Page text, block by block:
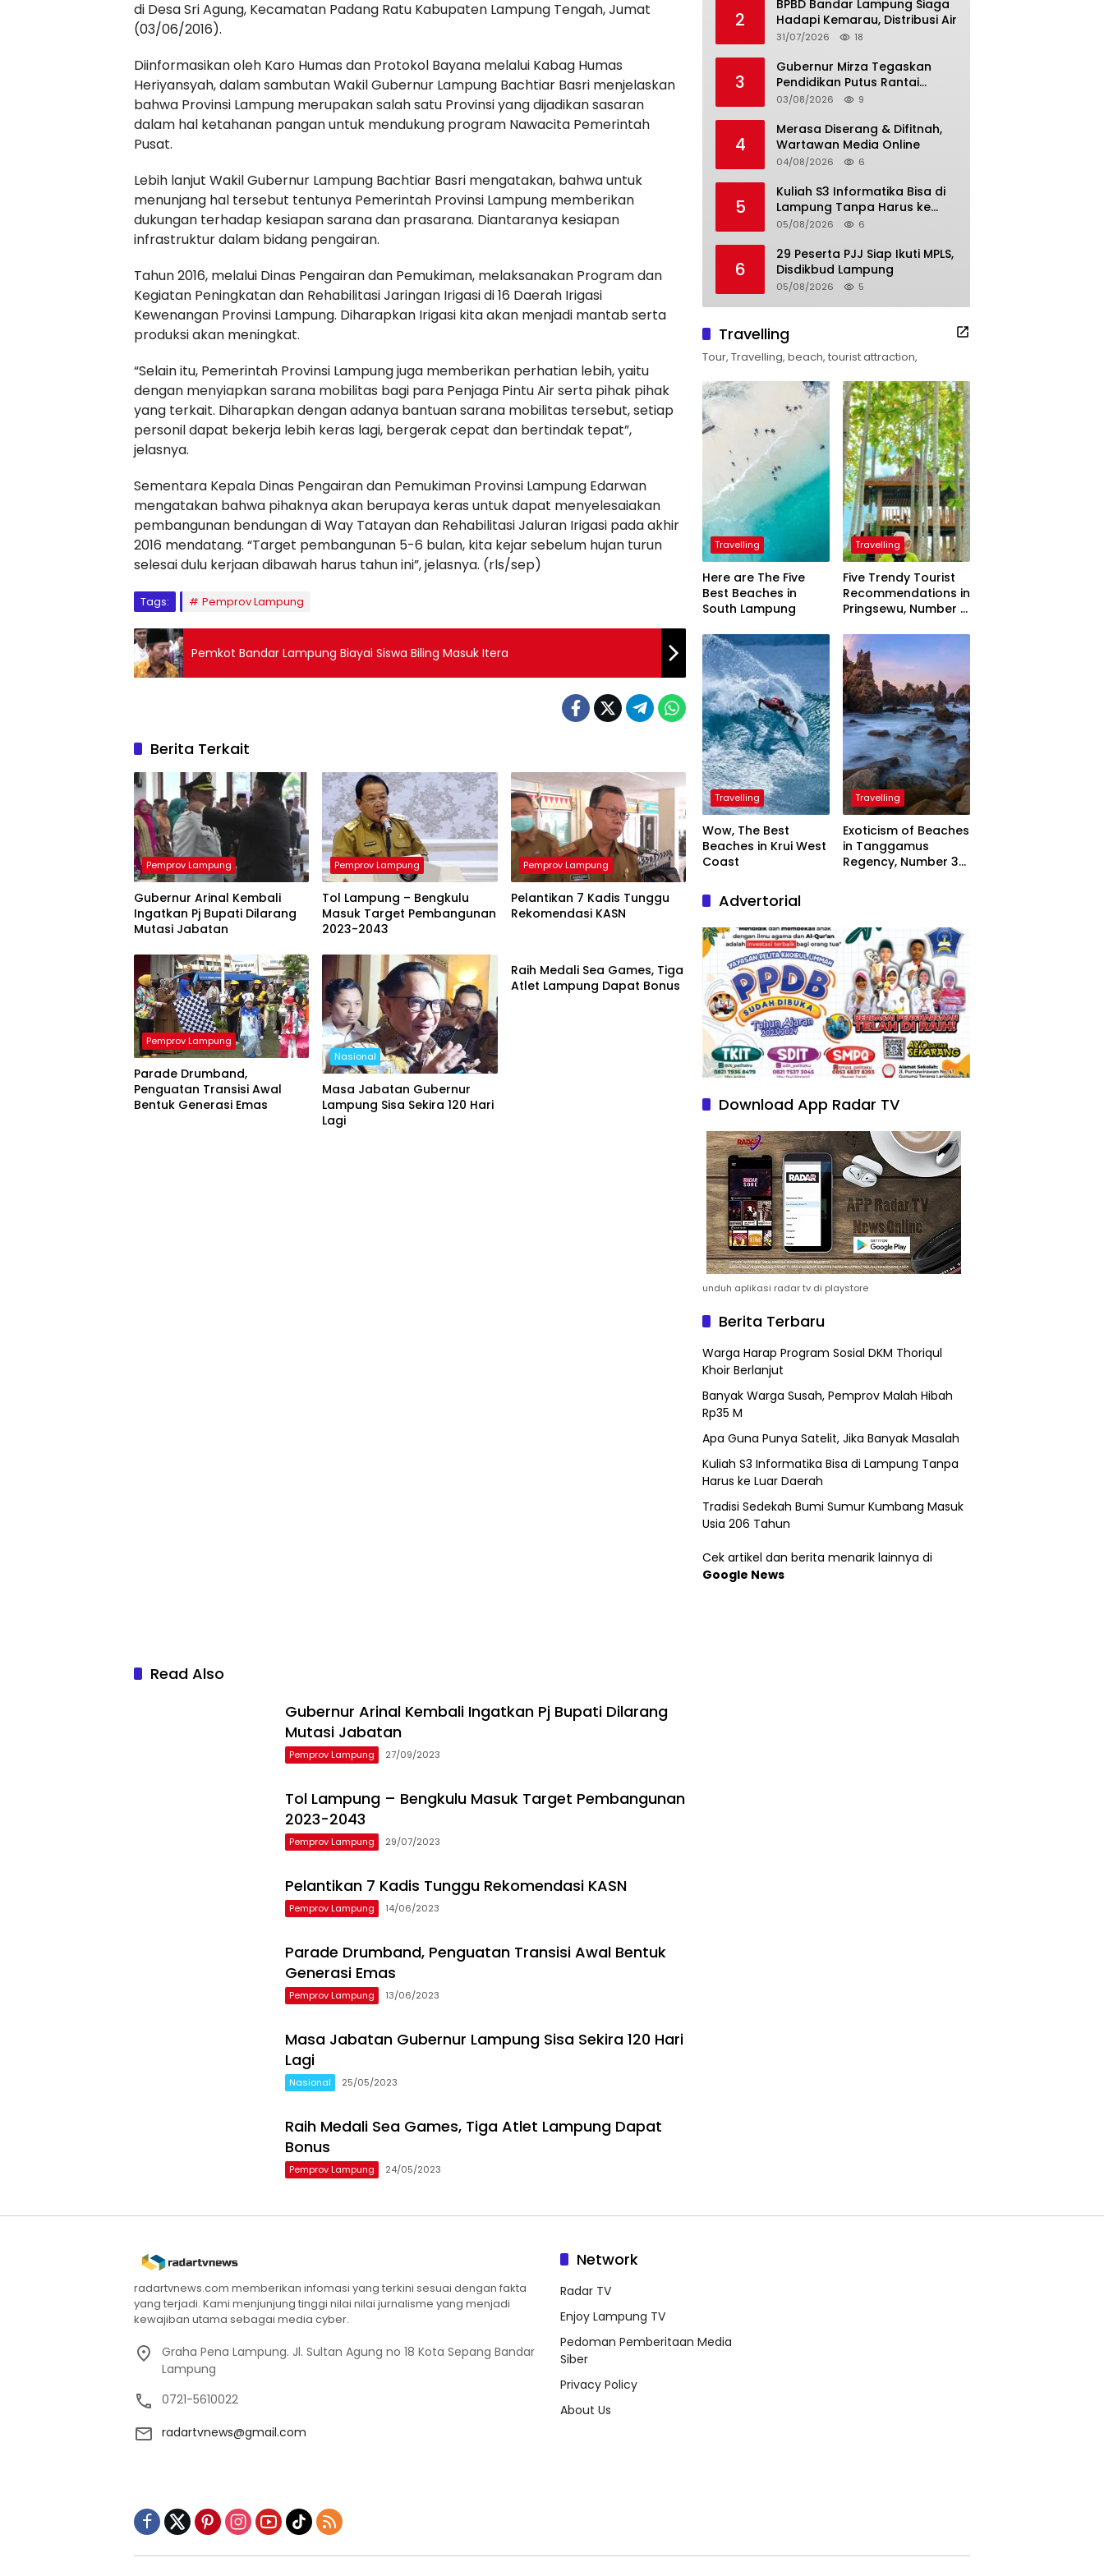
di Desa Sri Agung, Kecamatan Padang Ratu Kabupaten Lampung Tengah, Jumat
(03/06/2016).
Diinformasikan oleh Karo Humas dan Protokol Bayana melalui Kabag Humas
Heriyansyah, dalam sambutan Wakil Gubernur Lampung Bachtiar Basri menjelaskan
bahwa Provinsi Lampung merupakan salah satu Provinsi yang dijadikan sasaran
dalam hal ketahanan pangan untuk mendukung program Nawacita Pemerintah
Pusat.
Lebih lanjut Wakil Gubernur Lampung Bachtiar Basri mengatakan, bahwa untuk
menunjang hal tersebut tentunya Pemerintah Provinsi Lampung memberikan
dukungan terhadap kesiapan sarana dan prasarana. Diantaranya kesiapan
infrastruktur dalam bidang pengairan.
Tahun 2016, melalui Dinas Pengairan dan Pemukiman, melaksanakan Program dan
Kegiatan Peningkatan dan Rehabilitasi Jaringan Irigasi di 16 Daerah Irigasi
Kewenangan Provinsi Lampung. Diharapkan Irigasi kita akan menjadi mantab serta
produksi akan meningkat.
“Selain itu, Pemerintah Provinsi Lampung juga memberikan perhatian lebih, yaitu
dengan menyiapkan sarana mobilitas bagi para Penjaga Pintu Air serta pihak pihak
yang terkait. Diharapkan dengan adanya bantuan sarana mobilitas tersebut, setiap
personil dapat bekerja lebih keras lagi, bergerak cepat dan bertindak tepat”,
jelasnya.
Sementara Kepala Dinas Pengairan dan Pemukiman Provinsi Lampung Edarwan
mengatakan bahwa pihaknya akan berupaya keras untuk dapat menyelesaiakan
pembangunan bendungan di Way Tatayan dan Rehabilitasi Jaluran Irigasi pada akhir
2016 mendatang. “Target pembangunan 5-6 bulan, kita kejar sebelum hujan turun
selesai dulu kerjaan dibawah harus tahun ini”, jelasnya. (rls/sep)
Tags: Pemprov Lampung
Pemkot Bandar Lampung Biayai Siswa Biling Masuk Itera
Berita Terkait
Pemprov Lampung
Gubernur Arinal Kembali
Ingatkan Pj Bupati Dilarang
Mutasi Jabatan
Pemprov Lampung
Tol Lampung – Bengkulu
Masuk Target Pembangunan
2023-2043
Pemprov Lampung
Pelantikan 7 Kadis Tunggu
Rekomendasi KASN
Pemprov Lampung
Parade Drumband,
Penguatan Transisi Awal
Bentuk Generasi Emas
Nasional
Masa Jabatan Gubernur
Lampung Sisa Sekira 120 Hari
Lagi
Raih Medali Sea Games, Tiga
Atlet Lampung Dapat Bonus
Read Also
Gubernur Arinal Kembali Ingatkan Pj Bupati Dilarang
Mutasi Jabatan
Pemprov Lampung 27/09/2023
Tol Lampung – Bengkulu Masuk Target Pembangunan
2023-2043
Pemprov Lampung 29/07/2023
Pelantikan 7 Kadis Tunggu Rekomendasi KASN
Pemprov Lampung 14/06/2023
Parade Drumband, Penguatan Transisi Awal Bentuk
Generasi Emas
Pemprov Lampung 13/06/2023
Masa Jabatan Gubernur Lampung Sisa Sekira 120 Hari
Lagi
Nasional 25/05/2023
Raih Medali Sea Games, Tiga Atlet Lampung Dapat
Bonus
Pemprov Lampung 24/05/2023
2
BPBD Bandar Lampung Siaga
Hadapi Kemarau, Distribusi Air
31/07/2026 18
3
Gubernur Mirza Tegaskan
Pendidikan Putus Rantai
Kemiskinan
03/08/2026 9
4
Merasa Diserang & Difitnah,
Wartawan Media Online
04/08/2026 6
5
Kuliah S3 Informatika Bisa di
Lampung Tanpa Harus ke
Luar Daerah
05/08/2026 6
6
29 Peserta PJJ Siap Ikuti MPLS,
Disdikbud Lampung
05/08/2026 5
Travelling
Tour, Travelling, beach, tourist attraction,
Travelling
Here are The Five
Best Beaches in
South Lampung
Travelling
Five Trendy Tourist
Recommendations in
Pringsewu, Number 3
President
Travelling
Wow, The Best
Beaches in Krui West
Coast
Travelling
Exoticism of Beaches
in Tanggamus
Regency, Number 3
Advertorial
Download App Radar TV
unduh aplikasi radar tv di playstore
Berita Terbaru
Warga Harap Program Sosial DKM Thoriqul
Khoir Berlanjut
Banyak Warga Susah, Pemprov Malah Hibah
Rp35 M
Apa Guna Punya Satelit, Jika Banyak Masalah
Kuliah S3 Informatika Bisa di Lampung Tanpa
Harus ke Luar Daerah
Tradisi Sedekah Bumi Sumur Kumbang Masuk
Usia 206 Tahun
Cek artikel dan berita menarik lainnya di
Google News
radartvnews.com memberikan infomasi yang terkini sesuai dengan fakta
yang terjadi. Kami menjunjung tinggi nilai nilai jurnalisme yang menjadi
kewajiban utama sebagai media cyber.
Graha Pena Lampung. Jl. Sultan Agung no 18 Kota Sepang Bandar
Lampung
0721-5610022
radartvnews@gmail.com
Network
Radar TV
Enjoy Lampung TV
Pedoman Pemberitaan Media
Siber
Privacy Policy
About Us